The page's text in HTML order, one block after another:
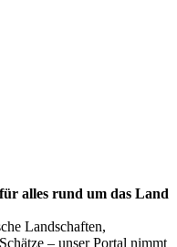
alles rund um das Land
Landschaften,
– unser Portal nimmt